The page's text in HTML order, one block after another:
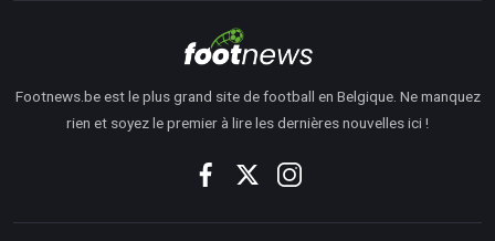
Footnews.be est le plus grand site de football en Belgique. Ne manquez
rien et soyez le premier à lire les dernières nouvelles ici !